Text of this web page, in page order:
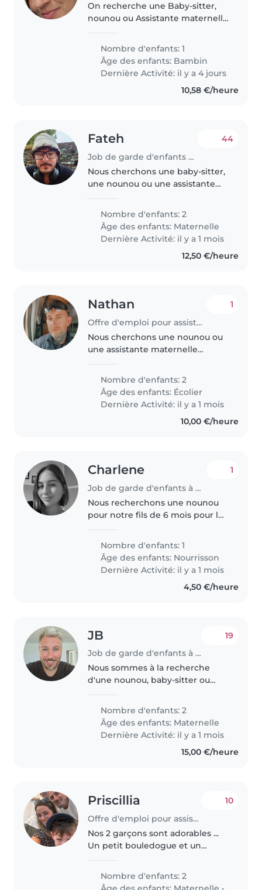
On recherche une Baby-sitter,
nounou ou Assistante maternelle
ponctuelle de notre fille de 2 ans
et demie. Periode : à partir de
lundi 7 septembre jusqu'à..
Nombre d'enfants: 1
Âge des enfants: Bambin
Dernière Activité: il y a 4 jours
10,58 €/heure
Fateh
Job de garde d'enfants à Rezé
44
Nous cherchons une baby-sitter,
une nounou ou une assistante
responsable pour nos deux
enfants en âge préscolaire, qui
sont amicaux, joueurs et calmes.
Idéalement,..
Nombre d'enfants: 2
Âge des enfants: Maternelle
Dernière Activité: il y a 1 mois
12,50 €/heure
Nathan
Offre d'emploi pour assistante maternelle à Vahl-lès-Faulquemont
1
Nous cherchons une nounou ou
une assistante maternelle
pour s'occuper de nos deux
enfants en âge d'aller à l'école
primaire. Nos enfants sont
énergiques,..
Nombre d'enfants: 2
Âge des enfants: Écolier
Dernière Activité: il y a 1 mois
10,00 €/heure
Charlene
Job de garde d'enfants à Menthon-Saint-Bernard
1
Nous recherchons une nounou
pour notre fils de 6 mois pour le
40 semaines à l'année,
Nombre d'enfants: 1
Âge des enfants: Nourrisson
Dernière Activité: il y a 1 mois
4,50 €/heure
JB
Job de garde d'enfants à Champagnier
19
Nous sommes à la recherche
d'une nounou, baby-sitter ou
s'occuper de nos deux filles 4 et
5 ans garde en anglais si possible
et pour commencer 3h le
Nombre d'enfants: 2
Âge des enfants: Maternelle
Dernière Activité: il y a 1 mois
15,00 €/heure
Priscillia
Offre d'emploi pour assistante maternelle à Sérignan
10
Nos 2 garçons sont adorables ...
Un petit bouledogue et un
Nombre d'enfants: 2